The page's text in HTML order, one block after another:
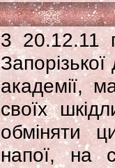
3 20.12.11
академії,
своїх
обміняти
напої, на